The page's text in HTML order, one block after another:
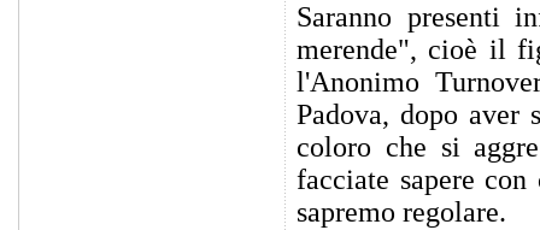
Saranno presenti
merende", cioè il
l'Anonimo
Padova, dopo
coloro che si
facciate sapere
sapremo regolare.